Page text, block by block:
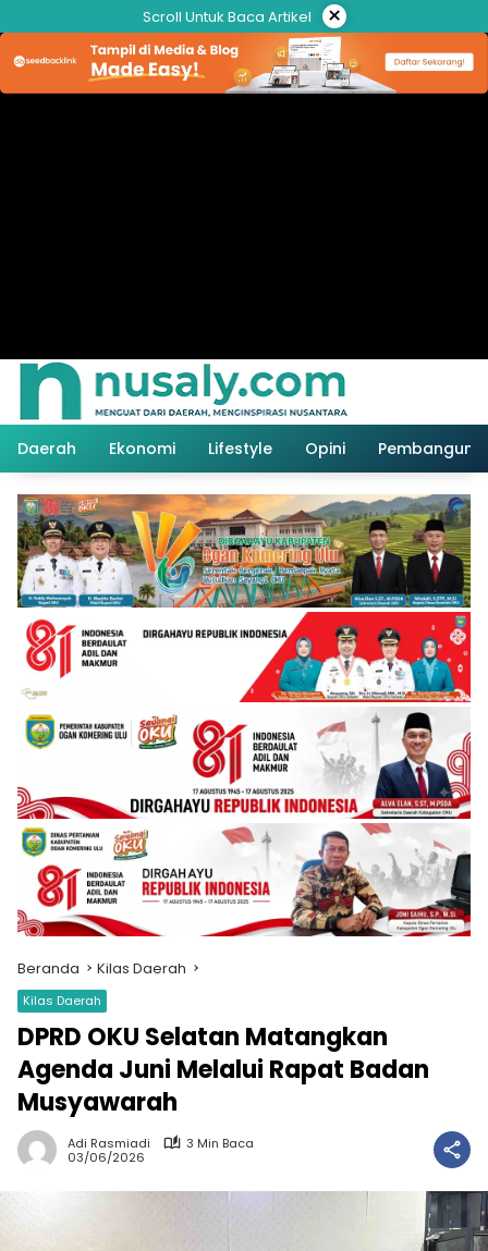
ke
konten
Scroll Untuk Baca Artikel ×
Daerah Ekonomi Lifestyle Opini
Beranda Kilas Daerah
Kilas Daerah
DPRD OKU Selatan Matangkan
Agenda Juni Melalui Rapat Badan
Musyawarah
Adi Rasmiadi
3 Min Baca
03/06/2026